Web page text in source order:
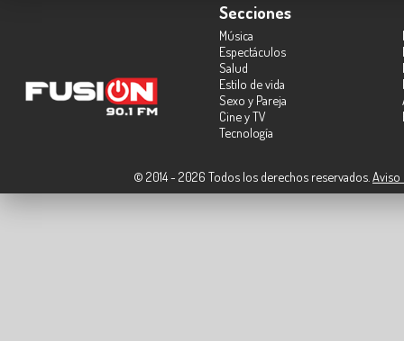
Secciones
Música
Espectáculos
Salud
Estilo de vida
Sexo y Pareja
Cine y TV
Tecnología
© 2014 - 2026 Todos los derechos reservados. Aviso